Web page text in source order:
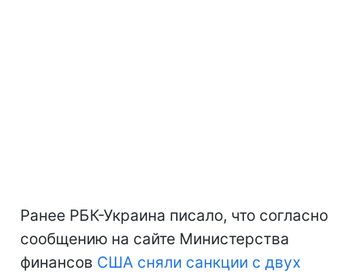
Ранее РБК-Украина писало, что согласно
сообщению на сайте Министерства
финансов США сняли санкции с двух